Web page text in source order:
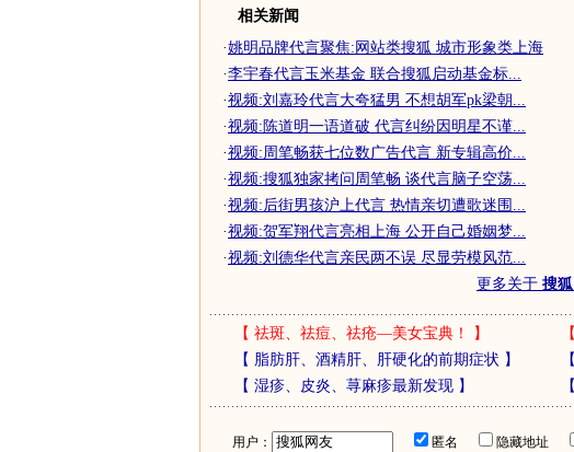
相关新闻
·姚明品牌代言聚焦:网站类搜狐 城市形象类上海
·李宇春代言玉米基金 联合搜狐启动基金标...
·视频:刘嘉玲代言大夸猛男 不想胡军pk梁朝...
·视频:陈道明一语道破 代言纠纷因明星不谨...
·视频:周笔畅获七位数广告代言 新专辑高价...
·视频:搜狐独家拷问周笔畅 谈代言脑子空荡...
·视频:后街男孩沪上代言 热情亲切遭歌迷围...
·视频:贺军翔代言亮相上海 公开自己婚姻梦...
·视频:刘德华代言亲民两不误 尽显劳模风范...
更多关于 搜
【 祛斑、祛痘、祛疮—美女宝典！ 】
【 脂肪肝、酒精肝、肝硬化的前期症状 】 【
【 湿疹、皮炎、荨麻疹最新发现】 【
用户： 匿名 隐藏地址